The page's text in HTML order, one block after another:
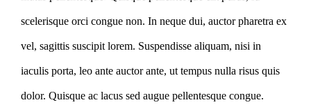
scelerisque orci congue non. In neque dui, auctor pharetra ex
vel, sagittis suscipit lorem. Suspendisse aliquam, nisi in
iaculis porta, leo ante auctor ante, ut tempus nulla risus quis
dolor. Quisque ac lacus sed augue pellentesque congue.